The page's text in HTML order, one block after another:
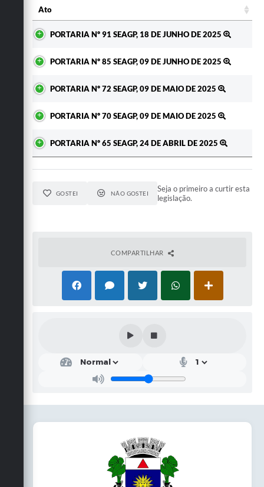
Ato
PORTARIA Nº 91 SEAGP, 18 DE JUNHO DE 2025
PORTARIA Nº 85 SEAGP, 09 DE JUNHO DE 2025
PORTARIA Nº 72 SEAGP, 09 DE MAIO DE 2025
PORTARIA Nº 70 SEAGP, 09 DE MAIO DE 2025
PORTARIA Nº 65 SEAGP, 24 DE ABRIL DE 2025
GOSTEI NÃO GOSTEI
Seja o primeiro a curtir esta
legislação.
COMPARTILHAR